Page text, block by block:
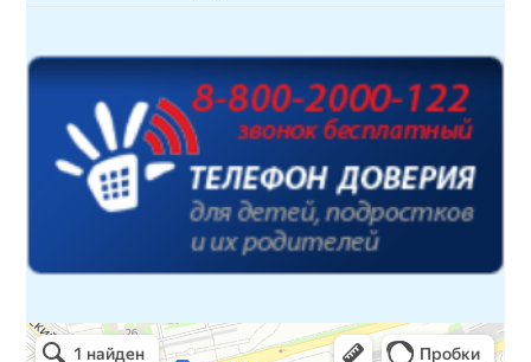
Детская библиотека № 14 Дружбы народов
Библиотека в Севастополе